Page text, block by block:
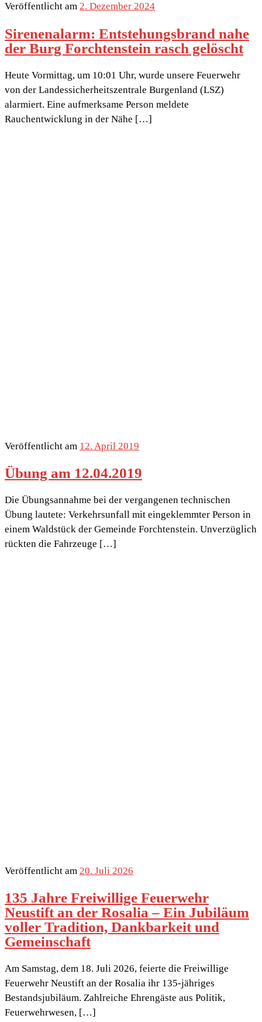
Veröffentlicht am 2. Dezember 2024
Sirenenalarm: Entstehungsbrand nahe
der Burg Forchtenstein rasch gelöscht
Heute Vormittag, um 10:01 Uhr, wurde unsere Feuerwehr
von der Landessicherheitszentrale Burgenland (LSZ)
alarmiert. Eine aufmerksame Person meldete
Rauchentwicklung in der Nähe […]
Veröffentlicht am 12. April 2019
Übung am 12.04.2019
Die Übungsannahme bei der vergangenen technischen
Übung lautete: Verkehrsunfall mit eingeklemmter Person in
einem Waldstück der Gemeinde Forchtenstein. Unverzüglich
rückten die Fahrzeuge […]
Veröffentlicht am 20. Juli 2026
135 Jahre Freiwillige Feuerwehr
Neustift an der Rosalia – Ein Jubiläum
voller Tradition, Dankbarkeit und
Gemeinschaft
Am Samstag, dem 18. Juli 2026, feierte die Freiwillige
Feuerwehr Neustift an der Rosalia ihr 135-jähriges
Bestandsjubiläum. Zahlreiche Ehrengäste aus Politik,
Feuerwehrwesen, […]